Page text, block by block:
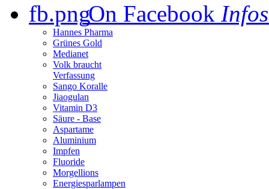
On Facebook
Hannes Pharma
Grünes Gold
Medianet
Volk braucht
Verfassung
Sango Koralle
Jiaogulan
Vitamin D3
Säure - Base
Aspartame
Aluminium
Impfen
Fluoride
Morgellions
Energiesparlampen